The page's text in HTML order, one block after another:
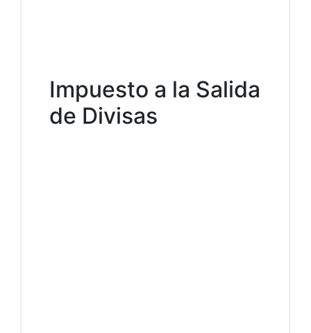
Impuesto a la Salida
de Divisas